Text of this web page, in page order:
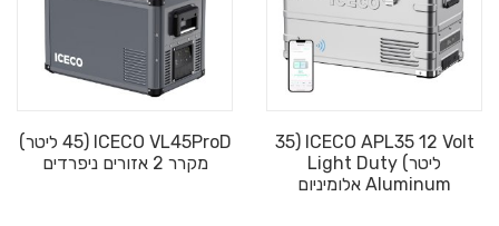
ICECO APL35 12 Volt (35
ליטר) Light Duty
Aluminum אלומיניום
ICECO VL45ProD (45 ליטר)
מקרר 2 אזורים ניפרדים